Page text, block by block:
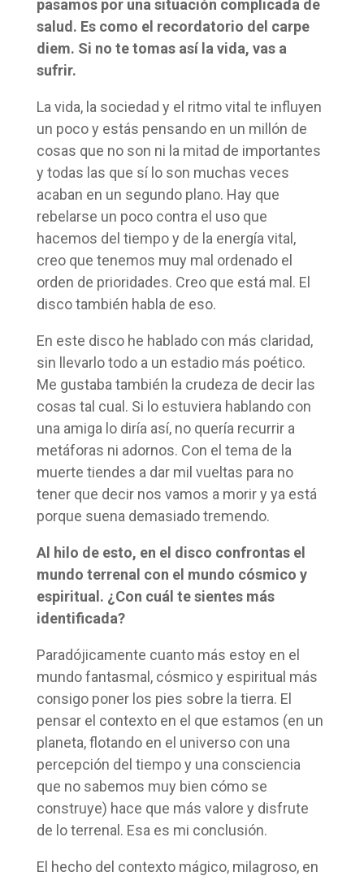
pasamos por una situación complicada de
salud. Es como el recordatorio del carpe
diem. Si no te tomas así la vida, vas a
sufrir.
La vida, la sociedad y el ritmo vital te influyen
un poco y estás pensando en un millón de
cosas que no son ni la mitad de importantes
y todas las que sí lo son muchas veces
acaban en un segundo plano. Hay que
rebelarse un poco contra el uso que
hacemos del tiempo y de la energía vital,
creo que tenemos muy mal ordenado el
orden de prioridades. Creo que está mal. El
disco también habla de eso.
En este disco he hablado con más claridad,
sin llevarlo todo a un estadio más poético.
Me gustaba también la crudeza de decir las
cosas tal cual. Si lo estuviera hablando con
una amiga lo diría así, no quería recurrir a
metáforas ni adornos. Con el tema de la
muerte tiendes a dar mil vueltas para no
tener que decir nos vamos a morir y ya está
porque suena demasiado tremendo.
Al hilo de esto, en el disco confrontas el
mundo terrenal con el mundo cósmico y
espiritual. ¿Con cuál te sientes más
identificada?
Paradójicamente cuanto más estoy en el
mundo fantasmal, cósmico y espiritual más
consigo poner los pies sobre la tierra. El
pensar el contexto en el que estamos (en un
planeta, flotando en el universo con una
percepción del tiempo y una consciencia
que no sabemos muy bien cómo se
construye) hace que más valore y disfrute
de lo terrenal. Esa es mi conclusión.
El hecho del contexto mágico, milagroso, en